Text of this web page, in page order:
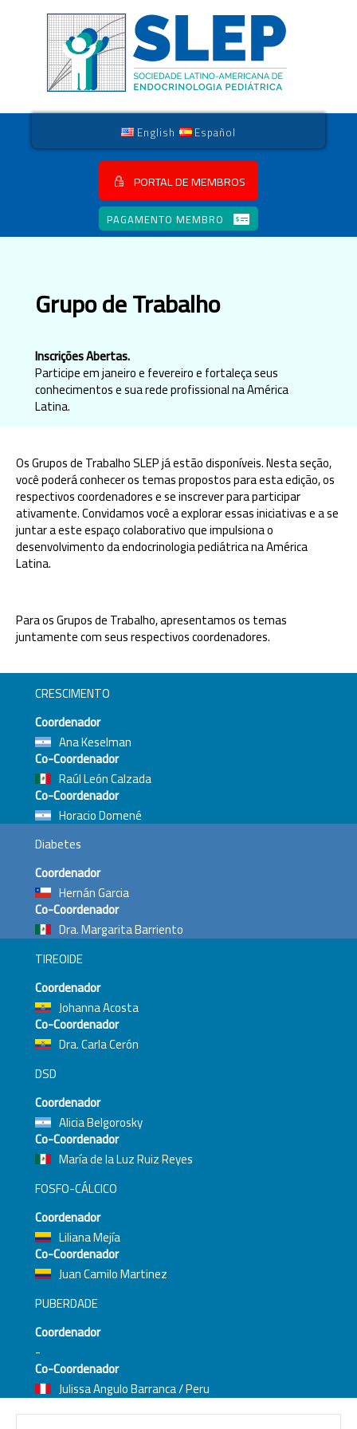
English Español
PORTAL DE MEMBROS
PAGAMENTO MEMBRO
Grupo de Trabalho
Inscrições Abertas.
Participe em janeiro e fevereiro e fortaleça seus
conhecimentos e sua rede profissional na América
Latina.
Os Grupos de Trabalho SLEP já estão disponíveis. Nesta seção,
você poderá conhecer os temas propostos para esta edição, os
respectivos coordenadores e se inscrever para participar
ativamente. Convidamos você a explorar essas iniciativas e a se
juntar a este espaço colaborativo que impulsiona o
desenvolvimento da endocrinologia pediátrica na América
Latina.
Para os Grupos de Trabalho, apresentamos os temas
juntamente com seus respectivos coordenadores.
CRESCIMENTO
Coordenador
Ana Keselman
Co-Coordenador
Raúl León Calzada
Co-Coordenador
Horacio Domené
Diabetes
Coordenador
Hernán Garcia
Co-Coordenador
Dra. Margarita Barriento
TIREOIDE
Coordenador
Johanna Acosta
Co-Coordenador
Dra. Carla Cerón
DSD
Coordenador
Alicia Belgorosky
Co-Coordenador
María de la Luz Ruiz Reyes
FOSFO-CÁLCICO
Coordenador
Liliana Mejía
Co-Coordenador
Juan Camilo Martinez
PUBERDADE
Coordenador
-
Co-Coordenador
Julissa Angulo Barranca / Peru